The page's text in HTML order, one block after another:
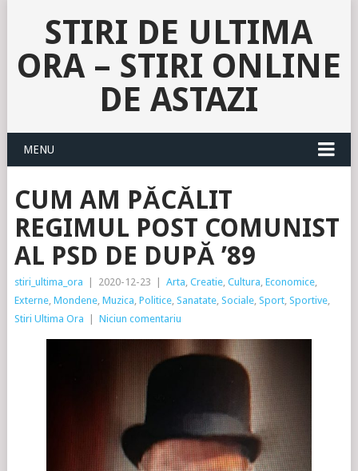
STIRI DE ULTIMA
ORA – STIRI ONLINE
DE ASTAZI
MENU
CUM AM PĂCĂLIT
REGIMUL POST COMUNIST
AL PSD DE DUPĂ ’89
stiri_ultima_ora 2020-12-23 Arta, Creatie, Cultura, Economice,
Externe, Mondene, Muzica, Politice, Sanatate, Sociale, Sport, Sportive,
Stiri Ultima Ora
Niciun comentariu